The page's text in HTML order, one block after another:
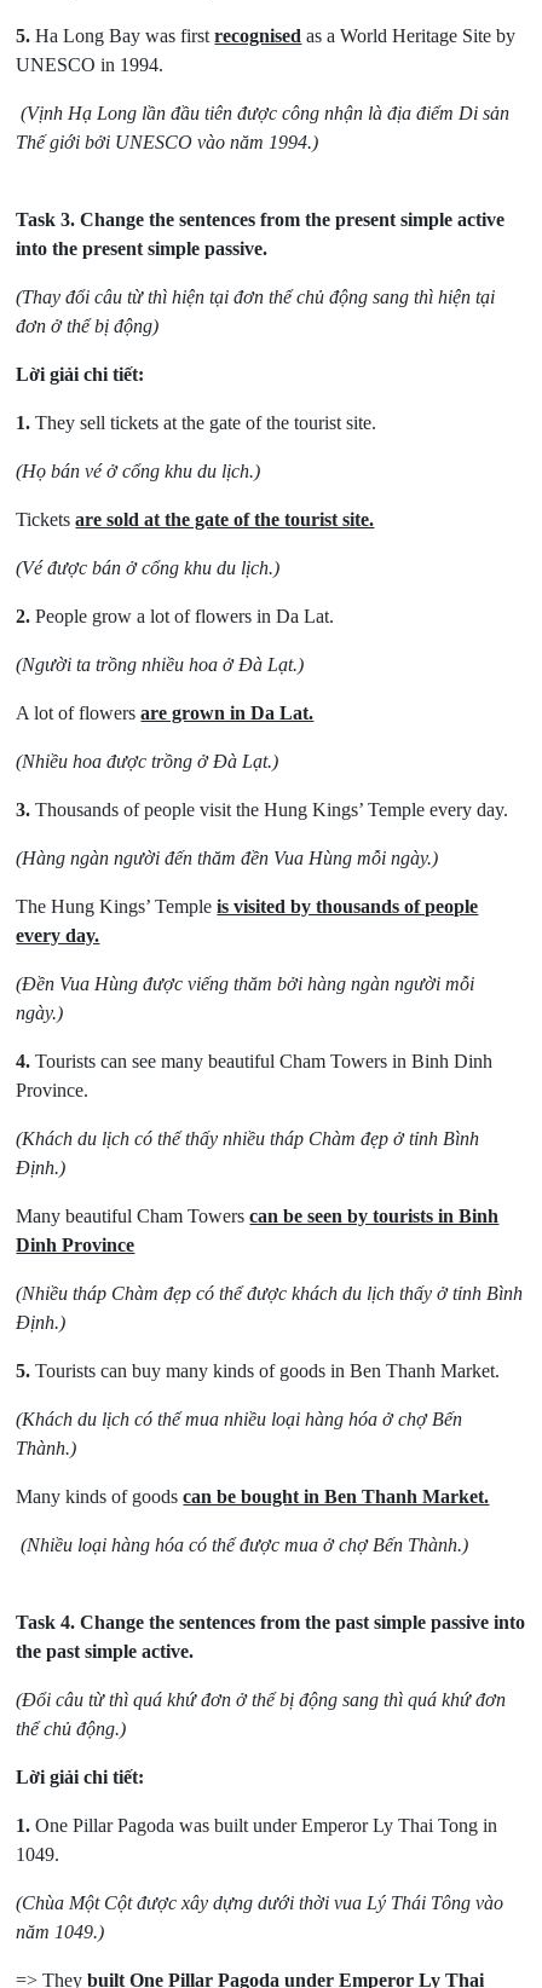
5. Ha Long Bay was firstrecognised as a World Heritage Site by
UNESCO in 1994.
(Vịnh Hạ Long lần đầu tiên được công nhận là địa điểm Di sản
Thế giới bởi UNESCO vào năm 1994.)
Task 3.Change the sentences from the present simple active
into the present simple passive.
(Thay đổi câu từ thì hiện tại đơn thể chủ động sang thì hiện tại
đơn ở thể bị động)
Lời giải chi tiết:
1. They sell tickets at the gate of the tourist site.
(Họ bán vé ở cổng khu du lịch.)
Ticketsare sold at the gate of the tourist site.
(Vé được bán ở cổng khu du lịch.)
2. People grow a lot of flowers in Da Lat.
(Người ta trồng nhiều hoa ở Đà Lạt.)
A lot of flowersare grown in Da Lat.
(Nhiều hoa được trồng ở Đà Lạt.)
3. Thousands of people visit the Hung Kings’ Temple every day.
(Hàng ngàn người đến thăm đền Vua Hùng mỗi ngày.)
The Hung Kings’ Templeis visited by thousands of people
every day.
(Đền Vua Hùng được viếng thăm bởi hàng ngàn người mỗi
ngày.)
4. Tourists can see many beautiful Cham Towers in Binh Dinh
Province.
(Khách du lịch có thể thấy nhiều tháp Chàm đẹp ở tỉnh Bình
Định.)
Many beautiful Cham Towerscan be seen by tourists in Binh
Dinh Province
(Nhiều tháp Chàm đẹp có thể được khách du lịch thấy ở tỉnh Bình
Định.)
5. Tourists can buy many kinds of goods in Ben Thanh Market.
(Khách du lịch có thể mua nhiều loại hàng hóa ở chợ Bến
Thành.)
Many kinds of goodscan be bought in Ben Thanh Market.
(Nhiều loại hàng hóa có thể được mua ở chợ Bến Thành.)
Task 4.Change the sentences from the past simple passive into
the past simple active.
(Đổi câu từ thì quá khứ đơn ở thể bị động sang thì quá khứ đơn
thể chủ động.)
Lời giải chi tiết:
1. One Pillar Pagoda was built under Emperor Ly Thai Tong in
1049.
(Chùa Một Cột được xây dựng dưới thời vua Lý Thái Tông vào
năm 1049.)
=> Theybuilt One Pillar Pagoda under Emperor Ly Thai